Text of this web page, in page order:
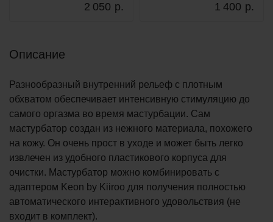
2 050 р. 1 400 р.
Описание
Разнообразный внутренний рельеф с плотным
обхватом обеспечивает интенсивную стимуляцию до
самого оргазма во время мастурбации. Сам
мастурбатор создан из нежного материала, похожего
на кожу. Он очень прост в уходе и может быть легко
извлечен из удобного пластикового корпуса для
очистки. Мастурбатор можно комбинировать с
адаптером Keon by Kiiroo для получения полностью
автоматического интерактивного удовольствия (не
входит в комплект).